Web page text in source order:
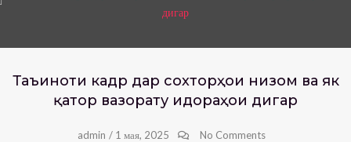
дигар
Таъиноти кадрӣ дар сохторҳои низомӣ ва як
қатор вазорату идораҳои дигар
admin / 1 мая, 2025 No Comments